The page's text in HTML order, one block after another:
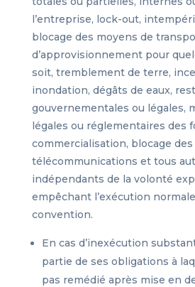
l’entreprise, lock-out,
blocage des moyens de
d’approvisionnement pour
soit, tremblement de terre,
inondation, dégâts de eaux,
gouvernementales ou légales,
légales ou réglementaires des
commercialisation, blocage des
télécommunications et tous
indépendants de la volonté
empêchant l’exécution
convention.
En cas d’inexécution
partie de ses obligations à
pas remédié après mise en